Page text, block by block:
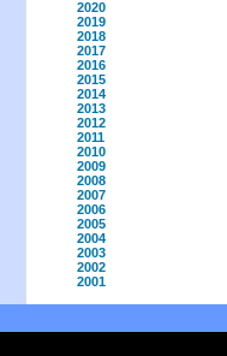
2020
2019
2018
2017
2016
2015
2014
2013
2012
2011
2010
2009
2008
2007
2006
2005
2004
2003
2002
2001